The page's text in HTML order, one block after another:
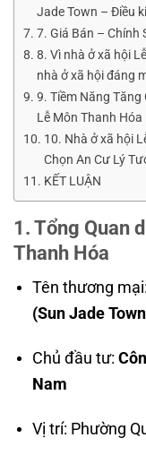
Jade Town – Điều
7. Giá Bán – Chính
8. Vì nhà ở xã hội
nhà ở xã hội đáng
9. Tiềm Năng Tăng
Lễ Môn Thanh Hóa
10. Nhà ở xã hội
Chọn An Cư Lý
KẾT LUẬN
1. Tổng Quan
Thanh Hóa
Tên thương mại:
(Sun Jade
Chủ đầu tư:
Nam
Vị trí: Phường